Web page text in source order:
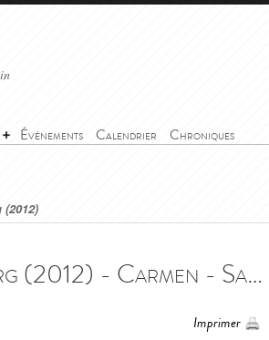
Événements Calendrier Chroniques
Carmen - Festival de Salzbourg (2012) - Carmen - Salzburger Festspiele (2012)
Imprimer